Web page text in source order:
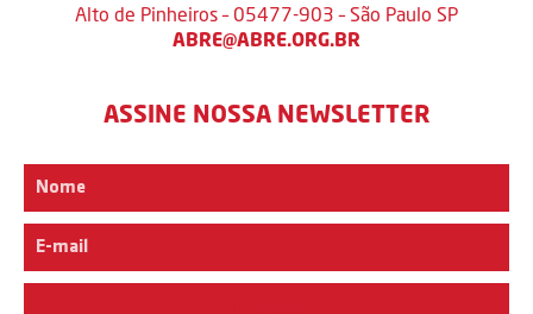
Alto de Pinheiros – 05477-903 – São Paulo SP
ABRE@ABRE.ORG.BR
ASSINE NOSSA NEWSLETTER